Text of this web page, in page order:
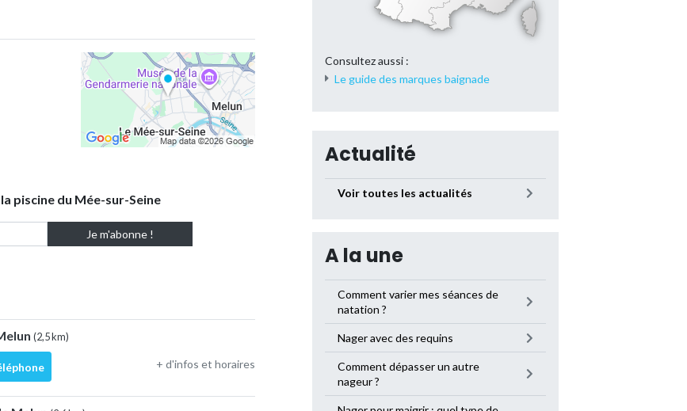
piscine du Mée-sur-Seine
(2,5 km)
+ d'infos et horaires
Consultez aussi :
Le guide des marques baignade
Actualité
Voir toutes les actualités
A la une
Comment varier mes séances de
natation ?
Nager avec des requins
Comment dépasser un autre
nageur ?